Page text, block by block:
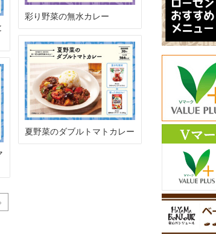
彩り野菜の無水カレー
夏野菜のダブルトマトカレー